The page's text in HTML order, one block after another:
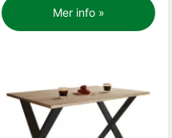
Mer info »